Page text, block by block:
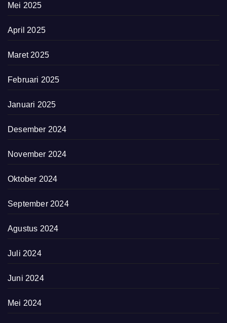
Mei 2025
April 2025
Maret 2025
Februari 2025
Januari 2025
Desember 2024
November 2024
Oktober 2024
September 2024
Agustus 2024
Juli 2024
Juni 2024
Mei 2024